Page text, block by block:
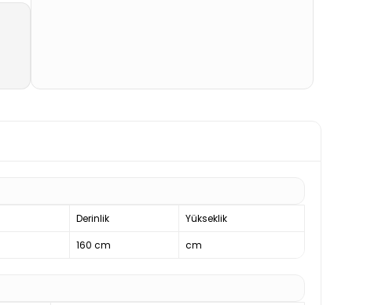
Derinlik
Yükseklik
160 cm cm